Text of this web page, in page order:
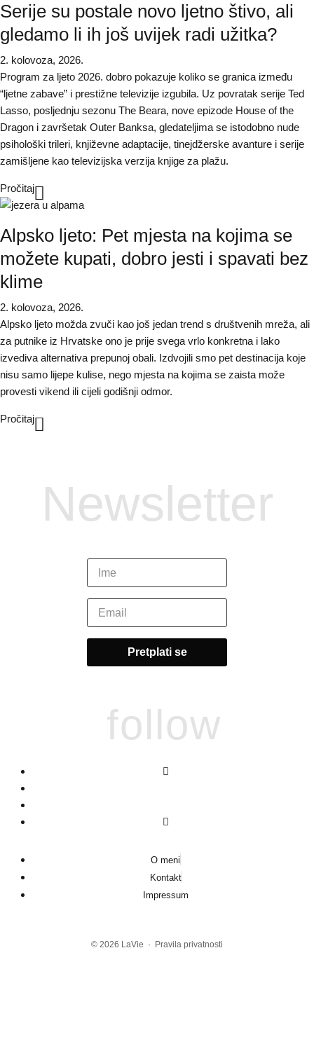
Serije su postale novo ljetno štivo, ali
gledamo li ih još uvijek radi užitka?
2. kolovoza, 2026.
Program za ljeto 2026. dobro pokazuje koliko se granica između
“ljetne zabave” i prestižne televizije izgubila. Uz povratak serije Ted
Lasso, posljednju sezonu The Beara, nove epizode House of the
Dragon i završetak Outer Banksa, gledateljima se istodobno nude
psihološki trileri, književne adaptacije, tinejdžerske avanture i serije
zamišljene kao televizijska verzija knjige za plažu.
Pročitaj
Alpsko ljeto: Pet mjesta na kojima se
možete kupati, dobro jesti i spavati bez
klime
2. kolovoza, 2026.
Alpsko ljeto možda zvuči kao još jedan trend s društvenih mreža, ali
za putnike iz Hrvatske ono je prije svega vrlo konkretna i lako
izvediva alternativa prepunoj obali. Izdvojili smo pet destinacija koje
nisu samo lijepe kulise, nego mjesta na kojima se zaista može
provesti vikend ili cijeli godišnji odmor.
Pročitaj
Newsletter
follow
O meni
Kontakt
Impressum
© 2026 LaVie · Pravila privatnosti